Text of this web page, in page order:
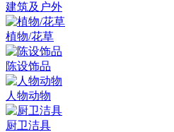
建筑及户外
植物/花草
陈设饰品
人物动物
厨卫洁具